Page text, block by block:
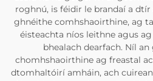
roghnú, is féidir le brandaí a
ghnéithe comhshaoirthine, ag
éisteachta níos leithne agus
bhealach dearfach. Níl an
chomhshaoirthine ag freastal
dtomhaltóirí amháin, ach